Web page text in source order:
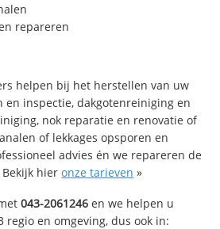
repareren
helpen bij het herstellen van uw
en inspectie, dakgotenreiniging en
nok reparatie en renovatie of
of lekkages opsporen en
advies én we repareren de
Bekijk hieronze tarieven »
043-2061246 en we helpen u
regio en omgeving, dus ook in: